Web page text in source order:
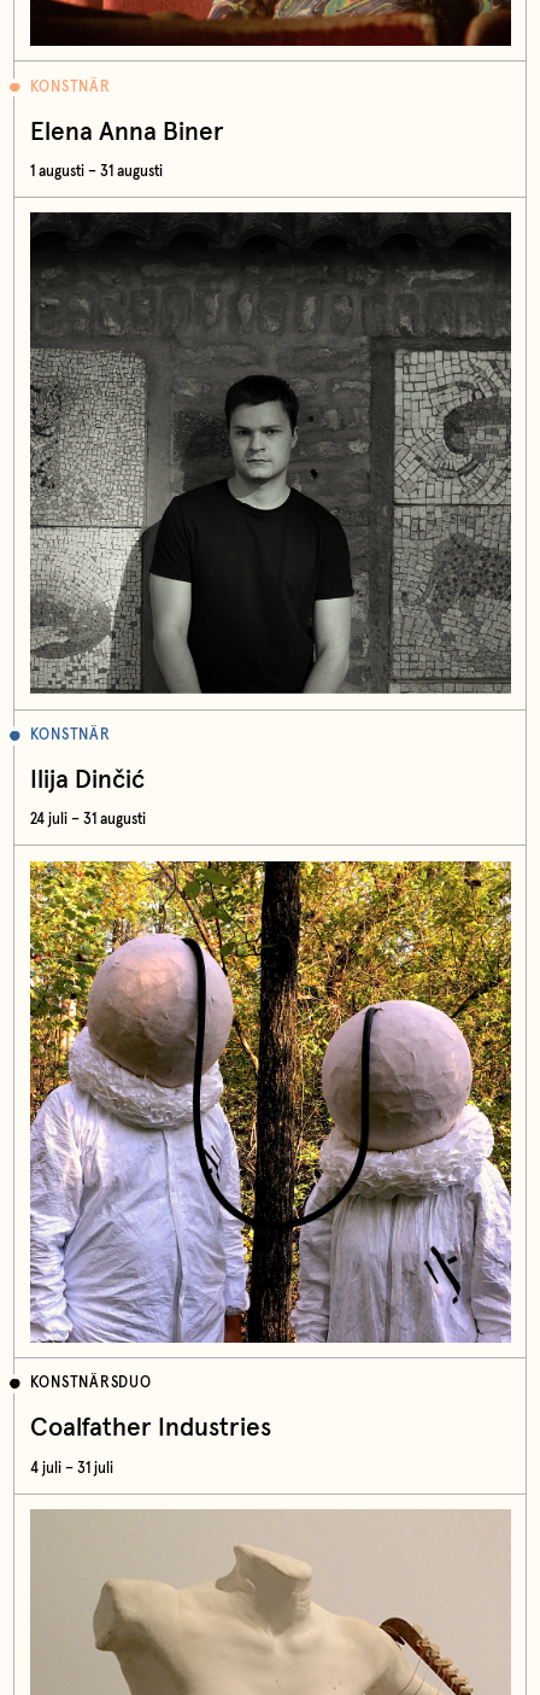
KONSTNÄR
Elena Anna Biner
1 augusti – 31 augusti
KONSTNÄR
Ilija Dinčić
24 juli – 31 augusti
KONSTNÄRSDUO
Coalfather Industries
4 juli – 31 juli